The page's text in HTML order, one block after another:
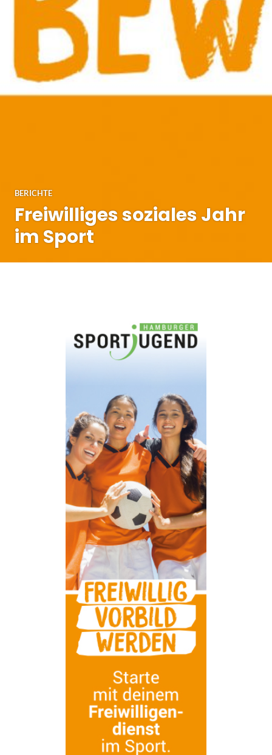
BERICHTE
Freiwilliges soziales Jahr
im Sport